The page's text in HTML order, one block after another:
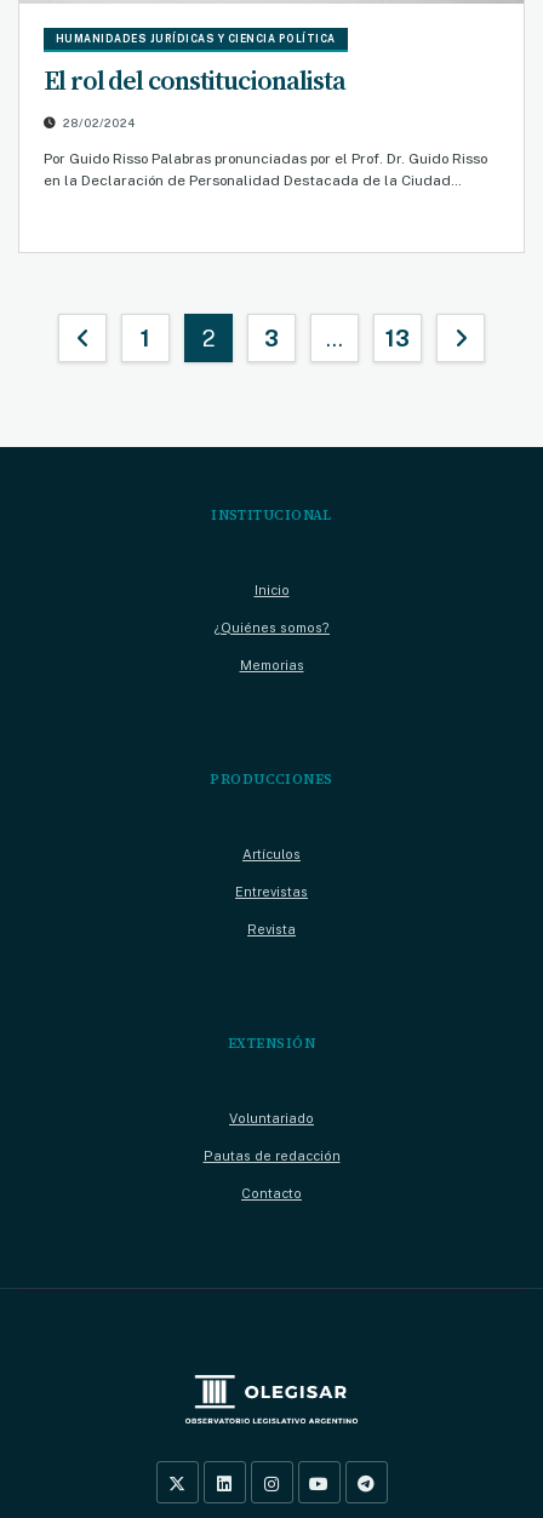
HUMANIDADES JURÍDICAS Y CIENCIA POLÍTICA
El rol del constitucionalista
28/02/2024
Por Guido Risso Palabras pronunciadas por el Prof. Dr. Guido Risso
en la Declaración de Personalidad Destacada de la Ciudad…
Paginación
entradas
1 2 3 … 13
INSTITUCIONAL
Inicio
¿Quiénes somos?
Memorias
PRODUCCIONES
Artículos
Entrevistas
Revista
EXTENSIÓN
Voluntariado
Pautas de redacción
Contacto